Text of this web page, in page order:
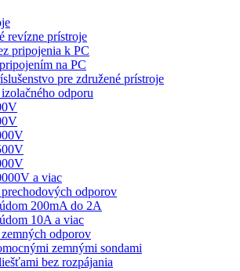
revízne prístroje
pripojenia k PC
na PC
pre združené prístroje
odporu
a viac
odporov
200mA do 2A
10A a viac
odporov
zemnými sondami
bez rozpájania